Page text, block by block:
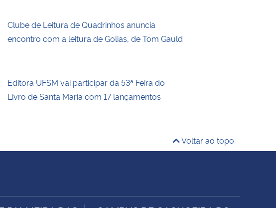
Clube de Leitura de Quadrinhos anuncia
encontro com a leitura de Golias, de Tom Gauld
Editora UFSM vai participar da 53ª Feira do
Livro de Santa Maria com 17 lançamentos
Voltar ao topo